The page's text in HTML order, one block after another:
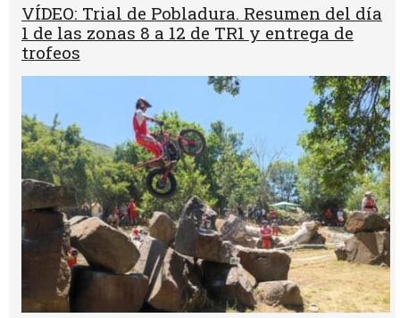
VÍDEO: Trial de Pobladura. Resumen del día
1 de las zonas 8 a 12 de TR1 y entrega de
trofeos